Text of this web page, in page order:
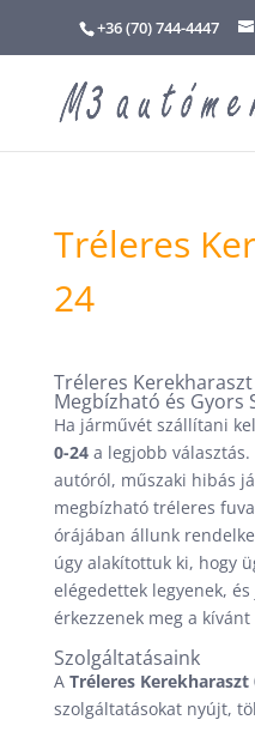
+36 (70) 744-4447
Tréleres
24
Tréleres
Megbízható és Gyors
Ha járművét szállítani
0-24a legjobb választás.
autóról, műszaki hibás
megbízható tréleres
órájában állunk
úgy alakítottuk ki, hogy
elégedettek legyenek,
érkezzenek meg a
Szolgáltatásaink
A Tréleres Kerekharaszt
szolgáltatásokat nyújt,